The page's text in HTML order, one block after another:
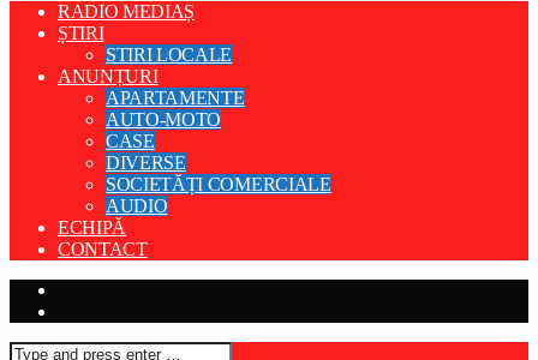
RADIO MEDIAȘ
ȘTIRI
STIRI LOCALE
ANUNȚURI
APARTAMENTE
AUTO-MOTO
CASE
DIVERSE
SOCIETĂȚI COMERCIALE
AUDIO
ECHIPĂ
CONTACT